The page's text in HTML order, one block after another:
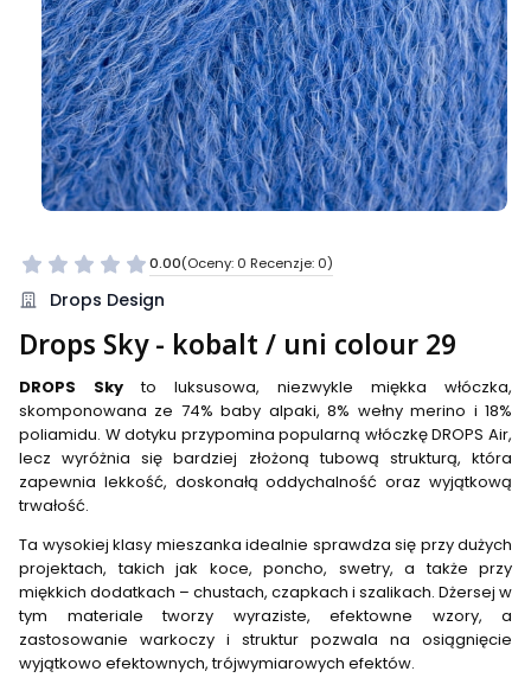
0.00(Oceny: 0 Recenzje: 0)
Przejdź do sekcji Opinie
Drops Design
Drops Sky - kobalt / uni colour 29
DROPS Sky to luksusowa, niezwykle miękka włóczka,
skomponowana ze 74% baby alpaki, 8% wełny merino i 18%
poliamidu. W dotyku przypomina popularną włóczkę DROPS Air,
lecz wyróżnia się bardziej złożoną tubową strukturą, która
zapewnia lekkość, doskonałą oddychalność oraz wyjątkową
trwałość.
Ta wysokiej klasy mieszanka idealnie sprawdza się przy dużych
projektach, takich jak koce, poncho, swetry, a także przy
miękkich dodatkach – chustach, czapkach i szalikach. Dżersej w
tym materiale tworzy wyraziste, efektowne wzory, a
zastosowanie warkoczy i struktur pozwala na osiągnięcie
wyjątkowo efektownych, trójwymiarowych efektów.